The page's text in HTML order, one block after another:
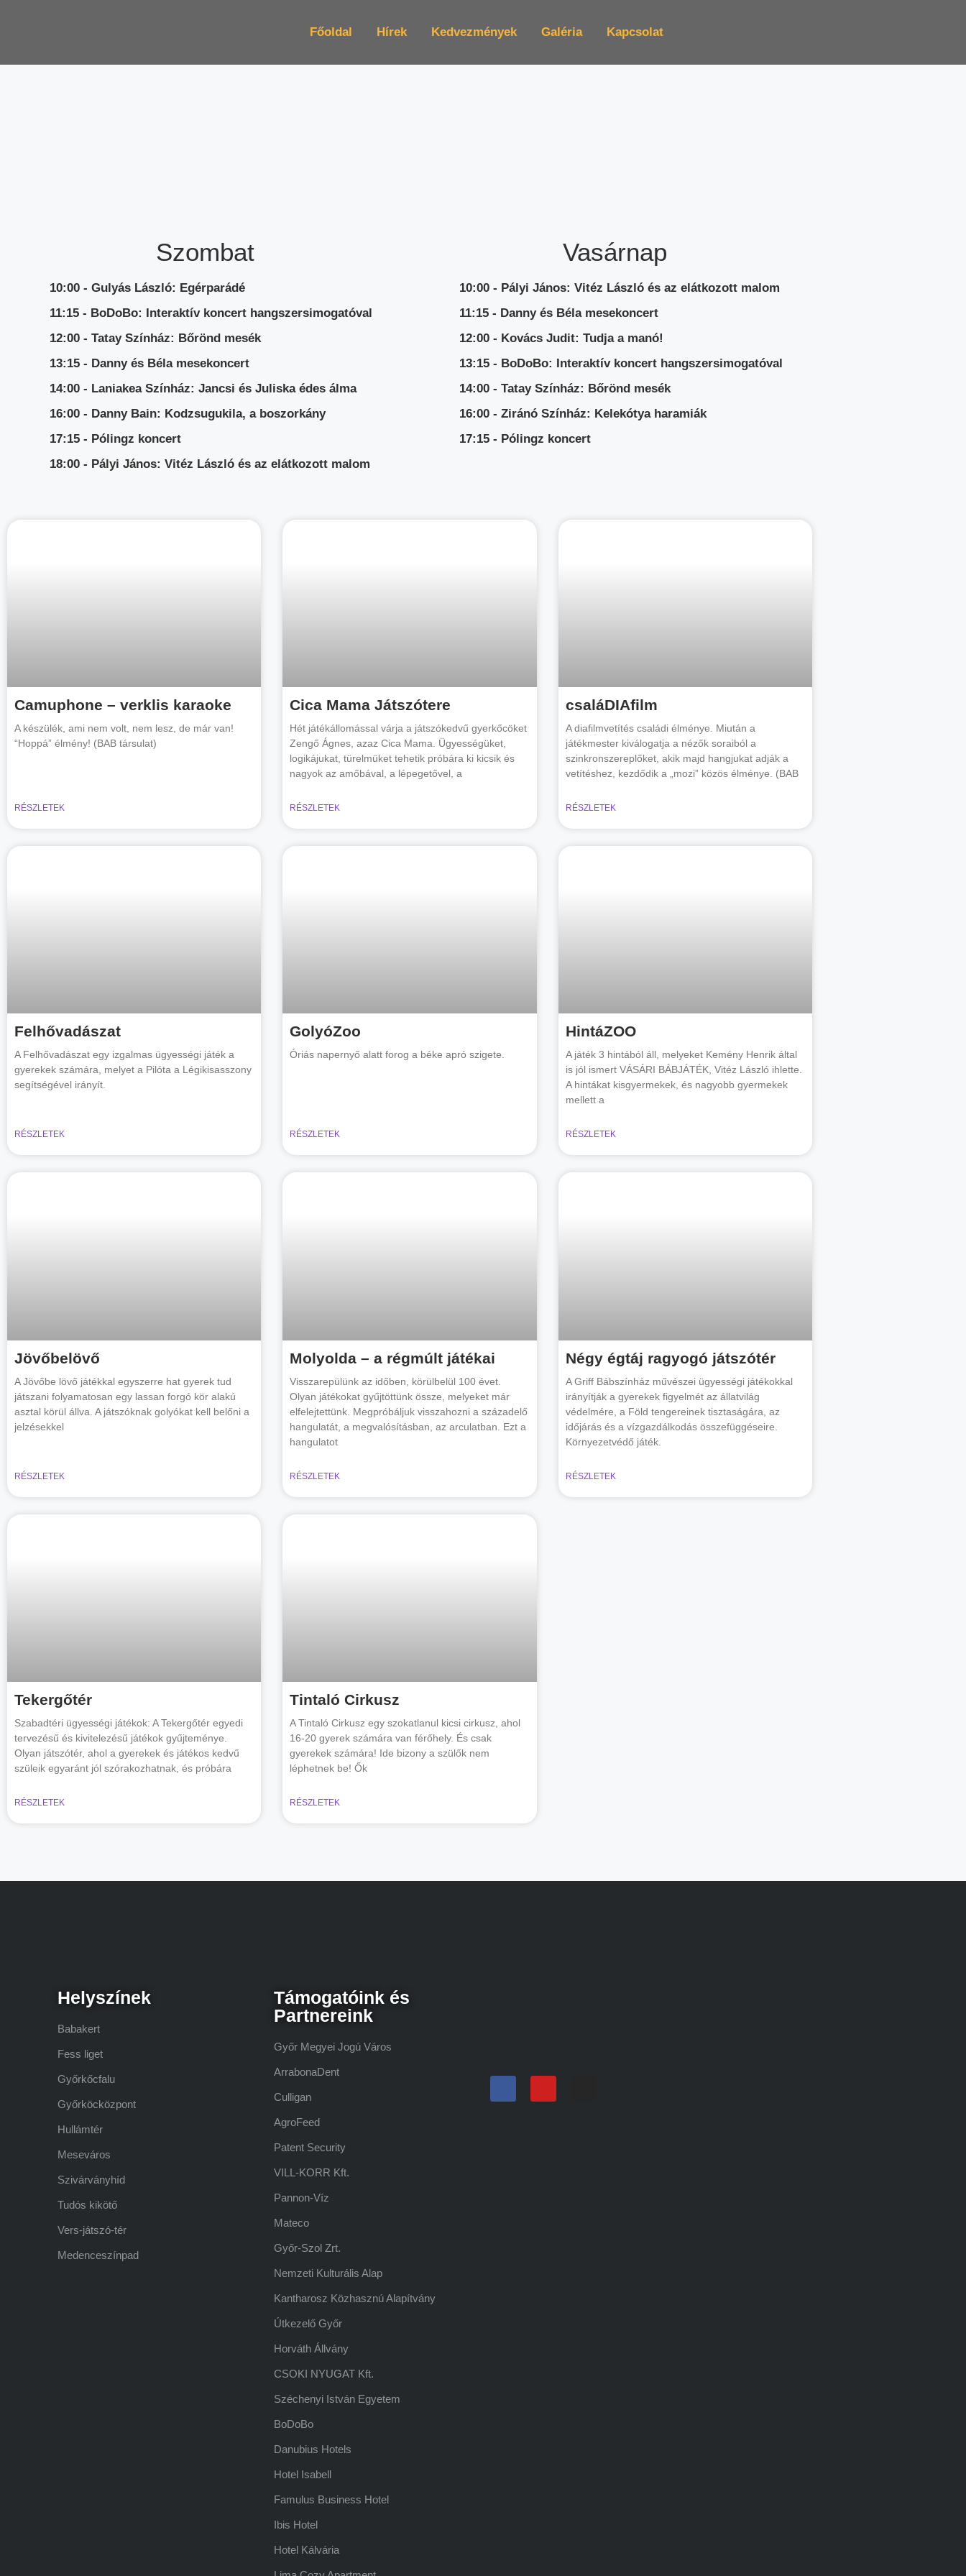
Főoldal Hírek Kedvezmények Galéria Kapcsolat
Meseváros
Szombat
10:00 - Gulyás László: Egérparádé
11:15 - BoDoBo: Interaktív koncert hangszersimogatóval
12:00 - Tatay Színház: Bőrönd mesék
13:15 - Danny és Béla mesekoncert
14:00 - Laniakea Színház: Jancsi és Juliska édes álma
16:00 - Danny Bain: Kodzsugukila, a boszorkány
17:15 - Pólingz koncert
18:00 - Pályi János: Vitéz László és az elátkozott malom
Vasárnap
10:00 - Pályi János: Vitéz László és az elátkozott malom
11:15 - Danny és Béla mesekoncert
12:00 - Kovács Judit: Tudja a manó!
13:15 - BoDoBo: Interaktív koncert hangszersimogatóval
14:00 - Tatay Színház: Bőrönd mesék
16:00 - Ziránó Színház: Kelekótya haramiák
17:15 - Pólingz koncert
Camuphone – verklis karaoke
A készülék, ami nem volt, nem lesz, de már van!
“Hoppá” élmény! (BAB társulat)
RÉSZLETEK
Cica Mama Játszótere
Hét játékállomással várja a játszókedvű gyerkőcöket
Zengő Ágnes, azaz Cica Mama. Ügyességüket,
logikájukat, türelmüket tehetik próbára ki kicsik és
nagyok az amőbával, a lépegetővel, a
RÉSZLETEK
csaláDIAfilm
A diafilmvetítés családi élménye. Miután a
játékmester kiválogatja a nézők soraiból a
szinkronszereplőket, akik majd hangjukat adják a
vetítéshez, kezdődik a „mozi” közös élménye. (BAB
RÉSZLETEK
Felhővadászat
A Felhővadászat egy izgalmas ügyességi játék a
gyerekek számára, melyet a Pilóta a Légikisasszony
segítségével irányít.
RÉSZLETEK
GolyóZoo
Óriás napernyő alatt forog a béke apró szigete.
RÉSZLETEK
HintáZOO
A játék 3 hintából áll, melyeket Kemény Henrik által
is jól ismert VÁSÁRI BÁBJÁTÉK, Vitéz László ihlette.
A hintákat kisgyermekek, és nagyobb gyermekek
mellett a
RÉSZLETEK
Jövőbelövő
A Jövőbe lövő játékkal egyszerre hat gyerek tud
játszani folyamatosan egy lassan forgó kör alakú
asztal körül állva. A játszóknak golyókat kell belőni a
jelzésekkel
RÉSZLETEK
Molyolda – a régmúlt játékai
Visszarepülünk az időben, körülbelül 100 évet.
Olyan játékokat gyűjtöttünk össze, melyeket már
elfelejtettünk. Megpróbáljuk visszahozni a századelő
hangulatát, a megvalósításban, az arculatban. Ezt a
hangulatot
RÉSZLETEK
Négy égtáj ragyogó játszótér
A Griff Bábszínház művészei ügyességi játékokkal
irányítják a gyerekek figyelmét az állatvilág
védelmére, a Föld tengereinek tisztaságára, az
időjárás és a vízgazdálkodás összefüggéseire.
Környezetvédő játék.
RÉSZLETEK
Tekergőtér
Szabadtéri ügyességi játékok: A Tekergőtér egyedi
tervezésű és kivitelezésű játékok gyűjteménye.
Olyan játszótér, ahol a gyerekek és játékos kedvű
szüleik egyaránt jól szórakozhatnak, és próbára
RÉSZLETEK
Tintaló Cirkusz
A Tintaló Cirkusz egy szokatlanul kicsi cirkusz, ahol
16-20 gyerek számára van férőhely. És csak
gyerekek számára! Ide bizony a szülők nem
léphetnek be! Ők
RÉSZLETEK
Helyszínek
Babakert
Fess liget
Győrkőcfalu
Győrköcközpont
Hullámtér
Meseváros
Szivárványhíd
Tudós kikötő
Vers-játszó-tér
Medenceszínpad
Támogatóink és
Partnereink
Győr Megyei Jogú Város
ArrabonaDent
Culligan
AgroFeed
Patent Security
VILL-KORR Kft.
Pannon-Víz
Mateco
Győr-Szol Zrt.
Nemzeti Kulturális Alap
Kantharosz Közhasznú Alapítvány
Útkezelő Győr
Horváth Állvány
CSOKI NYUGAT Kft.
Széchenyi István Egyetem
BoDoBo
Danubius Hotels
Hotel Isabell
Famulus Business Hotel
Ibis Hotel
Hotel Kálvária